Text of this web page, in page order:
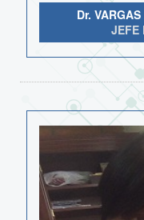
Dr.
JEFE